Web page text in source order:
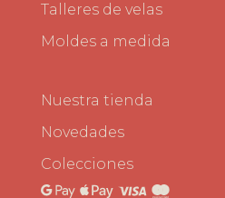
Talleres de velas
Moldes a medida
Nuestra tienda
Novedades
Colecciones